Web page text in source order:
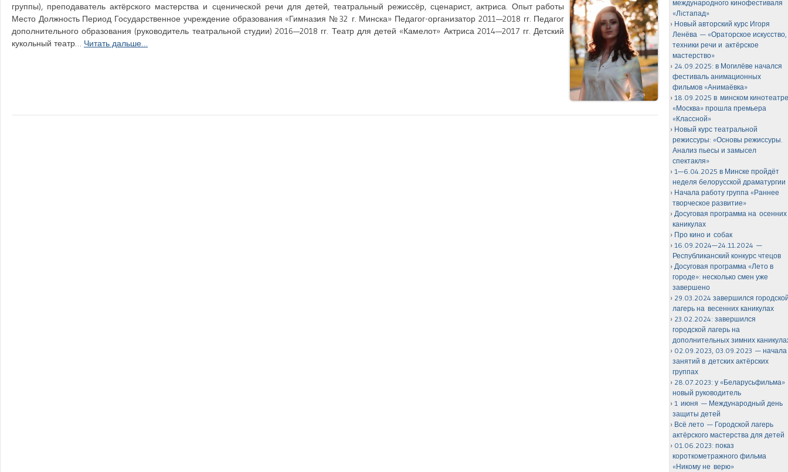
группы), преподаватель актёрского мастерства и сценической речи для детей, театральный режиссёр, сценарист, актриса. Опыт работы
Место Должность Период Государственное учреждение образования «Гимназия № 32 г. Минска» Педагог-организатор 2011—2018 гг. Педагог
дополнительного образования (руководитель театральной студии) 2016—2018 гг. Театр для детей «Камелот» Актриса 2014—2017 гг. Детский
кукольный театр… Читать дальше…
международного кинофестиваля
«Лiстапад»
Новый авторский курс Игоря
Ленёва — «Ораторское искусство,
техники речи и актёрское
мастерство»
24.09.2025: в Могилёве начался
фестиваль анимационных
фильмов «Анимаёвка»
18.09.2025 в минском
«Москва» прошла премьера
«Классной»
Новый курс театральной
режиссуры: «Основы режиссуры.
Анализ пьесы и замысел
спектакля»
1—6.04.2025 в Минске пройдёт
неделя белорусской драматургии
Начала работу группа «Раннее
творческое развитие»
Досуговая программа на осенних
каникулах
Про кино и собак
16.09.2024—24.11.2024 —
Республиканский конкурс чтецов
Досуговая программа «Лето в
городе»: несколько смен уже
завершено
29.03.2024 завершился
лагерь на весенних каникулах
23.02.2024: завершился
городской лагерь на
дополнительных зимних
02.09.2023, 03.09.2023 — начала
занятий в детских актёрских
группах
28.07.2023: у «Беларусьфильма»
новый руководитель
1 июня — Международный день
защиты детей
Всё лето — Городской лагерь
актёрского мастерства для детей
01.06.2023: показ
короткометражного фильма
«Никому не верю»